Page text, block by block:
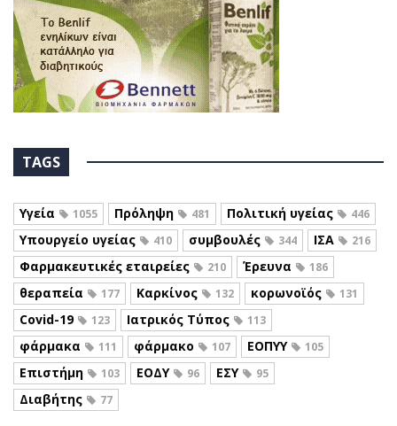
TAGS
Υγεία 1055 Πρόληψη 481 Πολιτική υγείας 446
Υπουργείο υγείας 410 συμβουλές 344 ΙΣΑ 216
Φαρμακευτικές εταιρείες 210 Έρευνα 186
θεραπεία 177 Καρκίνος 132 κορωνοϊός 131
Covid-19 123 Ιατρικός Τύπος 113
φάρμακα 111 φάρμακο 107 ΕΟΠΥΥ 105
Επιστήμη 103 ΕΟΔΥ 96 ΕΣΥ 95
Διαβήτης 77